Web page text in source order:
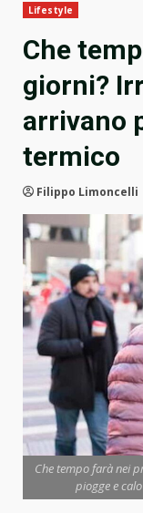
Lifestyle
Che
giorni?
arrivano
termico
Filippo Limoncelli
Che tempo farà nei
piogge e